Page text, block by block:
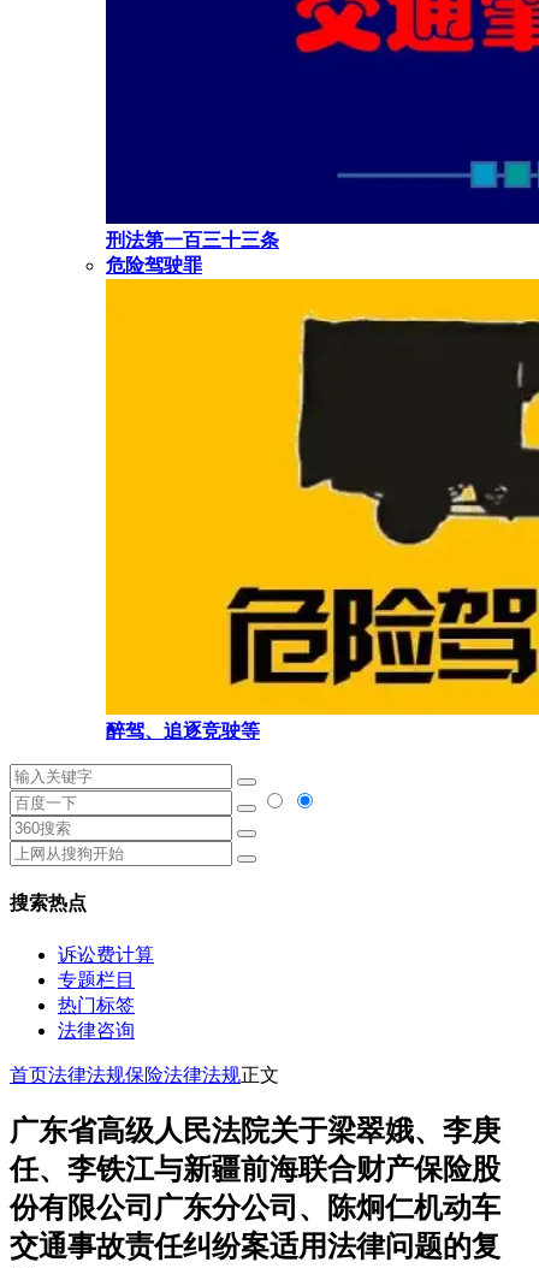
刑法第一百三十三条
危险驾驶罪
醉驾、追逐竞驶等
搜索热点
诉讼费计算
专题栏目
热门标签
法律咨询
首页法律法规保险法律法规正文
广东省高级人民法院关于梁翠娥、李庚
任、李铁江与新疆前海联合财产保险股
份有限公司广东分公司、陈炯仁机动车
交通事故责任纠纷案适用法律问题的复